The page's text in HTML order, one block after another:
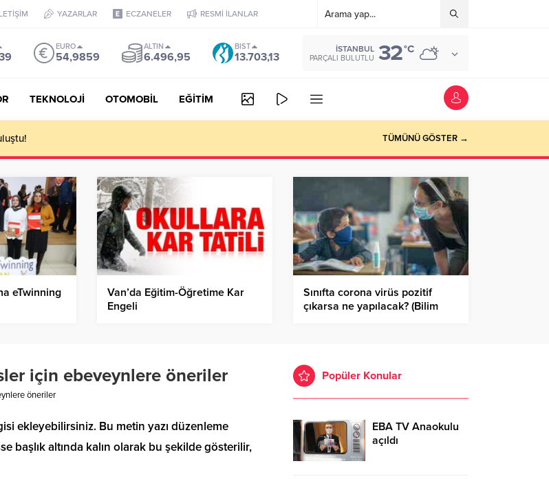
YAZARLAR ECZANELER RESMİ İLANLAR
EURO
54,9859
ALTIN
6.496,95
BIST
13.703,13
İSTANBUL
PARÇALI BULUTLU 32°C
TEKNOLOJİ OTOMOBİL EĞİTİM
TÜMÜNÜ GÖSTER →
eTwinning
Van’da Eğitim-Öğretime Kar
Engeli
Sınıfta corona virüs pozitif
çıkarsa ne yapılacak? (Bilim
için ebeveynlere öneriler
öneriler
ekleyebilirsiniz. Bu metin yazı düzenleme
başlık altında kalın olarak bu şekilde gösterilir,
Popüler Konular
EBA TV Anaokulu
açıldı